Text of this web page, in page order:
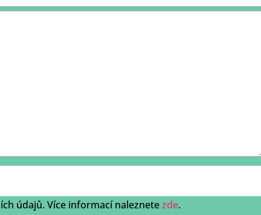
údajů. Více informací naleznetezde.